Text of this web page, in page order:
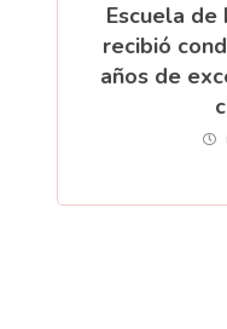
Escuela de
recibió
años de